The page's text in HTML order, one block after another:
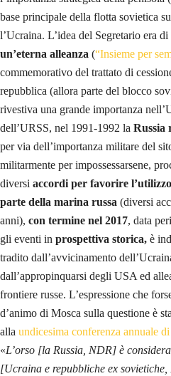
base principale della flotta sovietica
l’Ucraina. L’idea del Segretario era di
un’eterna alleanza (“Insieme per
commemorativo del trattato di
repubblica (allora parte del blocco
rivestiva una grande importanza
dell’URSS, nel 1991-1992 la Russia
per via dell’importanza militare del
militarmente per impossessarsene,
diversi accordi per favorire
parte della marina russa (diversi
anni), con termine nel 2017, data
gli eventi in prospettiva storica, è
tradito dall’avvicinamento
dall’appropinquarsi degli USA ed
frontiere russe. L’espressione che
d’animo di Mosca sulla questione è
alla undicesima conferenza annuale
«L’orso [la Russia, NDR] è
[Ucraina e repubbliche ex